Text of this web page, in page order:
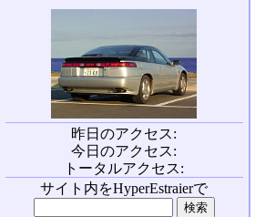
昨日のアクセス:
今日のアクセス:
トータルアクセス:
サイト内をHyperEstraierで